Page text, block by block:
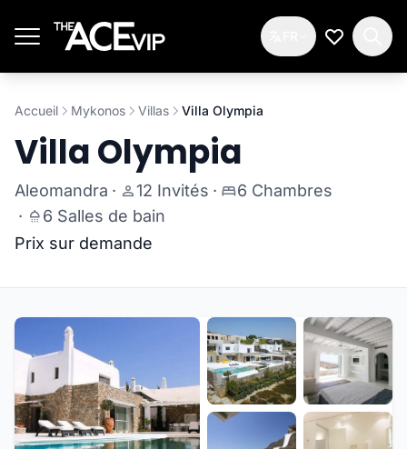
Ma Liste
Accueil Mykonos Villas Villa Olympia
Villa Olympia
Aleomandra · 12 Invités ·
6 Chambres
·
6 Salles de bain
Prix sur demande